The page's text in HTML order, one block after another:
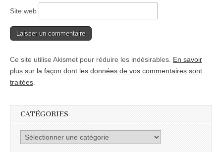
Site web
Ce site utilise Akismet pour réduire les indésirables. En savoir
plus sur la façon dont les données de vos commentaires sont
traitées.
CATÉGORIES
Catégories